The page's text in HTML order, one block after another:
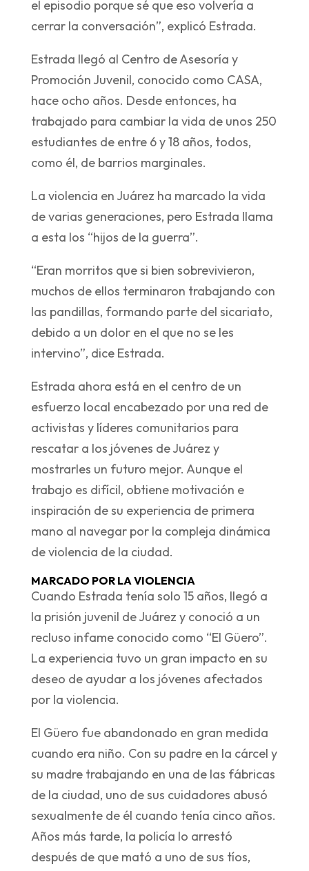
el episodio porque sé que eso volvería a
cerrar la conversación”, explicó Estrada.
Estrada llegó al Centro de Asesoría y
Promoción Juvenil, conocido como CASA,
hace ocho años. Desde entonces, ha
trabajado para cambiar la vida de unos 250
estudiantes de entre 6 y 18 años, todos,
como él, de barrios marginales.
La violencia en Juárez ha marcado la vida
de varias generaciones, pero Estrada llama
a esta los “hijos de la guerra”.
“Eran morritos que si bien sobrevivieron,
muchos de ellos terminaron trabajando con
las pandillas, formando parte del sicariato,
debido a un dolor en el que no se les
intervino”, dice Estrada.
Estrada ahora está en el centro de un
esfuerzo local encabezado por una red de
activistas y líderes comunitarios para
rescatar a los jóvenes de Juárez y
mostrarles un futuro mejor. Aunque el
trabajo es difícil, obtiene motivación e
inspiración de su experiencia de primera
mano al navegar por la compleja dinámica
de violencia de la ciudad.
MARCADO POR LA VIOLENCIA
Cuando Estrada tenía solo 15 años, llegó a
la prisión juvenil de Juárez y conoció a un
recluso infame conocido como “El Güero”.
La experiencia tuvo un gran impacto en su
deseo de ayudar a los jóvenes afectados
por la violencia.
El Güero fue abandonado en gran medida
cuando era niño. Con su padre en la cárcel y
su madre trabajando en una de las fábricas
de la ciudad, uno de sus cuidadores abusó
sexualmente de él cuando tenía cinco años.
Años más tarde, la policía lo arrestó
después de que mató a uno de sus tíos,